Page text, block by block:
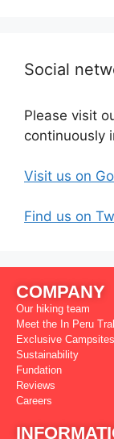
Social
Please visit
continuously
Visit us on
Find us on
COMPANY
Our hiking team
Meet the In Peru Tral
Exclusive Campsites
Sustainability
Fundation
Reviews
Careers